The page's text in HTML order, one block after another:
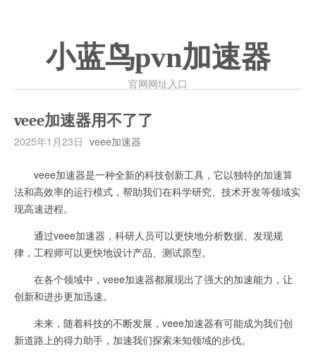
小蓝鸟pvn加速器
官网网址入口
veee加速器用不了了
2025年1月23日 veee加速器
veee加速器是一种全新的科技创新工具，它以独特的加速算
法和高效率的运行模式，帮助我们在科学研究、技术开发等领域实
现高速进程。
通过veee加速器，科研人员可以更快地分析数据、发现规
律，工程师可以更快地设计产品、测试原型。
在各个领域中，veee加速器都展现出了强大的加速能力，让
创新和进步更加迅速。
未来，随着科技的不断发展，veee加速器有可能成为我们创
新道路上的得力助手，加速我们探索未知领域的步伐。